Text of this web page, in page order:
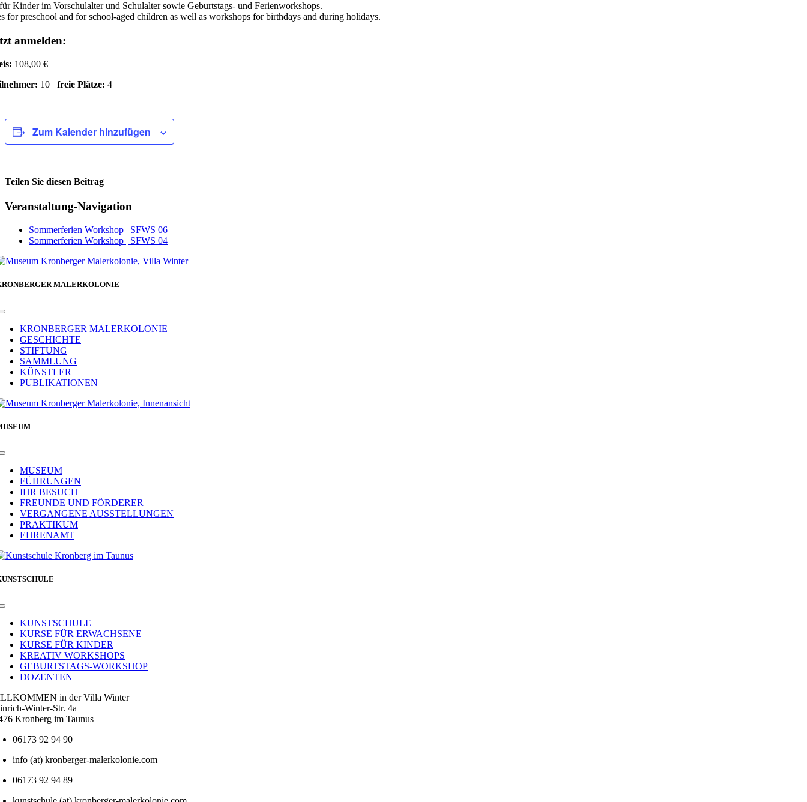
Kinder im Vorschulalter und Schulalter sowie Geburtstags- und Ferienworkshops.
for preschool and for school-aged children as well as workshops for birthdays and during holidays.
anmelden:
108,00 €
10freie Plätze: 4
Zum Kalender hinzufügen
Teilen Sie diesen Beitrag
Facebook
Veranstaltung-Navigation
Sommerferien Workshop | SFWS 06
Sommerferien Workshop | SFWS 04
MALERKOLONIE
Toggle
NavigationKRONBERGER MALERKOLONIE
GESCHICHTE
STIFTUNG
SAMMLUNG
KÜNSTLER
PUBLIKATIONEN
Toggle
NavigationMUSEUM
FÜHRUNGEN
IHR BESUCH
FREUNDE UND FÖRDERER
VERGANGENE AUSSTELLUNGEN
PRAKTIKUM
EHRENAMT
Toggle
NavigationKUNSTSCHULE
KURSE FÜR ERWACHSENE
KURSE FÜR KINDER
KREATIV WORKSHOPS
GEBURTSTAGS-WORKSHOP
DOZENTEN
in der Villa Winter
Winter-Str. 4a
Kronberg im Taunus
06173 92 94 90
info (at) kronberger-malerkolonie.com
06173 92 94 89